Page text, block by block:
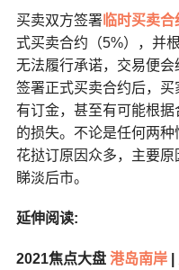
买卖双方签署临时买卖合
式买卖合约（5%），并
无法履行承诺，交易便
签署正式买卖合约后，
有订金，甚至有可能根
的损失。不论是任何两种
花挞订原因众多，主要
睇淡后市。
延伸阅读:
2021焦点大盘 港岛南岸|